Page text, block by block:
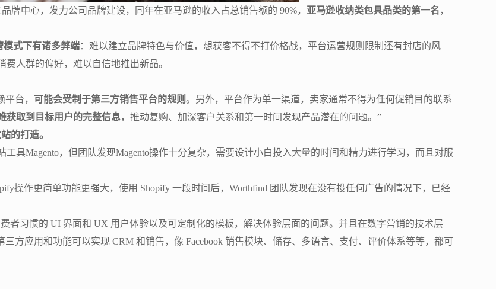
牌中心，发力公司品牌建设，同年在亚马逊的收入占总销售额的 90%， 亚马逊收纳类包具品类的第一名 ，
式下有诸多弊端：难以建立品牌特色与价值，想获客不得不打价格战，平台运营规则限制还有封店的风
人群的偏好，难以自信地推出新品。
台， 可能会受制于第三方销售平台的规则 。另外，平台作为单一渠道，卖家通常不得为任何促销目的联系
获取到目标用户的完整信息，推动复购、加深客户关系和第一时间发现产品潜在的问题。”
的打造。
具Magento，但团队发现Magento操作十分复杂，需要设计小白投入大量的时间和精力进行学习，而且对服
操作更简单功能更强大，使用 Shopify 一段时间后，Worthfind 团队发现在没有投任何广告的情况下，已经
者习惯的 UI 界面和 UX 用户体验以及可定制化的模板，解决体验层面的问题。并且在数字营销的技术层
方应用和功能可以实现 CRM 和销售，像 Facebook 销售模块、储存、多语言、支付、评价体系等等，都可